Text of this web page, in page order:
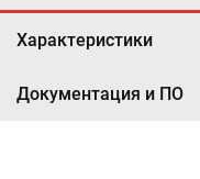
Характеристики
Документация и ПО